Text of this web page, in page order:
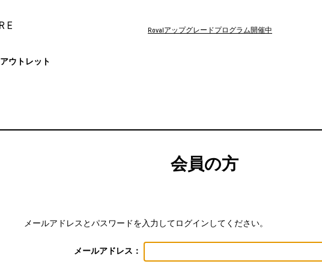
Rovalアップグレードプログラム開催中
アウトレット
会員の方
メールアドレスとパスワードを入力してログインしてください。
メールアドレス：